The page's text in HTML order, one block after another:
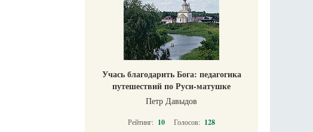
Учась благодарить Бога: педагогика
путешествий по Руси-матушке
Петр Давыдов
Рейтинг: 10 Голосов: 128